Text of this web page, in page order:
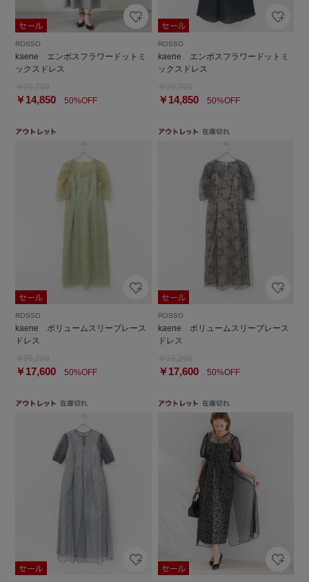
ROSSO
kaene エンボスフラワードットミ
ックスドレス
￥14,850 50%OFF
ROSSO
kaene エンボスフラワードットミ
ックスドレス
￥14,85050%OFF
ROSSO
kaene ボリュームスリーブレース
ドレス
￥17,600 50%OFF
ROSSO
kaene ボリュームスリーブレース
ドレス
￥17,60050%OFF